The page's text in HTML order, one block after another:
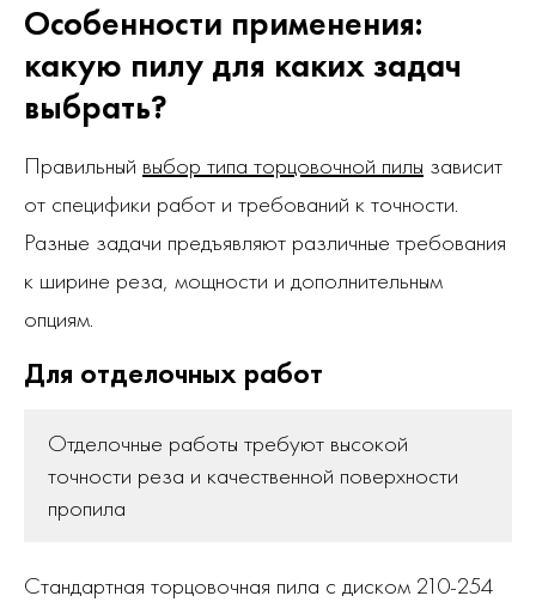
Особенности применения:
какую пилу для каких задач
выбрать?
Правильный выбор типа торцовочной пилы зависит
от специфики работ и требований к точности.
Разные задачи предъявляют различные требования
к ширине реза, мощности и дополнительным
опциям.
Для отделочных работ
Отделочные работы требуют высокой
точности реза и качественной поверхности
пропила
Стандартная торцовочная пила с диском 210-254